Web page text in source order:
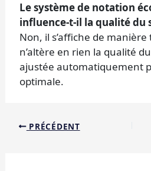
Le système de notation
influence-t-il la qualité du
Non, il s’affiche de
n’altère en rien la qualité
ajustée automatiquement
optimale.
PRÉCÉDENT